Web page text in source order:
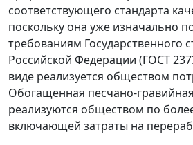
соответствующего стандарта
поскольку она уже изначально
требованиям Государственного
Российской Федерации (ГОСТ
виде реализуется обществом
Обогащенная песчано-
реализуются обществом по
включающей затраты на